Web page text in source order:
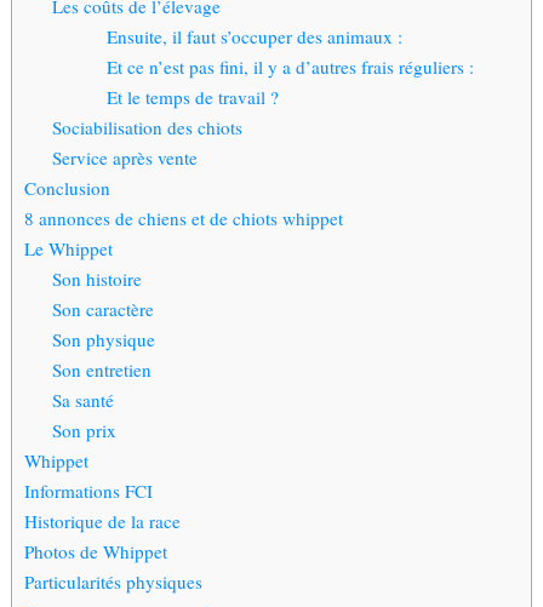
Les coûts de l’élevage
Ensuite, il faut s’occuper des animaux :
Et ce n’est pas fini, il y a d’autres frais réguliers :
Et le temps de travail ?
Sociabilisation des chiots
Service après vente
Conclusion
8 annonces de chiens et de chiots whippet
Le Whippet
Son histoire
Son caractère
Son physique
Son entretien
Sa santé
Son prix
Whippet
Informations FCI
Historique de la race
Photos de Whippet
Particularités physiques